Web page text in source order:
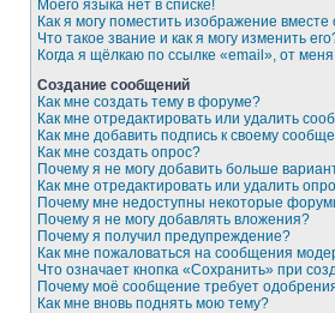
Моего языка нет в списке!
Как я могу поместить изображение
Что такое звание и как я могу изменить
Когда я щёлкаю по ссылке «email», от
Создание сообщений
Как мне создать тему в форуме?
Как мне отредактировать или удалить
Как мне добавить подпись к своему
Как мне создать опрос?
Почему я не могу добавить больше
Как мне отредактировать или удалить
Почему мне недоступны некоторые
Почему я не могу добавлять вложения?
Почему я получил предупреждение?
Как мне пожаловаться на сообщения
Что означает кнопка «Сохранить» при
Почему моё сообщение требует
Как мне вновь поднять мою тему?